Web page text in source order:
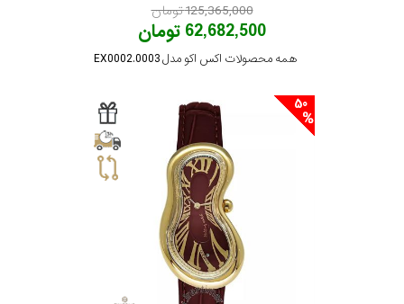
125,365,000 تومان
62,682,500 تومان
همه محصولات اکس اکو مدل EX0002.0003